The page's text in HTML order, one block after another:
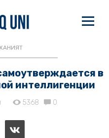
в
интеллигенции
5368 0